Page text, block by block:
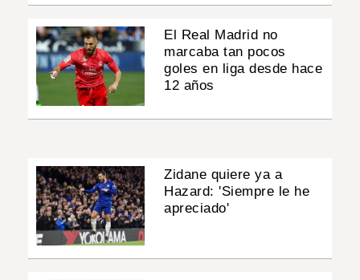
El Real Madrid no
marcaba tan pocos
goles en liga desde hace
12 años
Zidane quiere ya a
Hazard: 'Siempre le he
apreciado'